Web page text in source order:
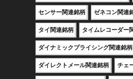
センサー関連銘柄 ゼネコン関連
タイ関連銘柄 タイムレコーダー
ダイナミックプライシング関連銘柄
ダイレクトメール関連銘柄 チェ